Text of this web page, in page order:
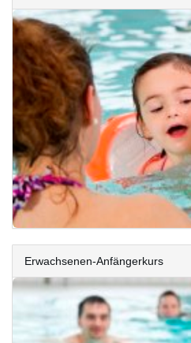
Erwachsenen-Anfängerkurs